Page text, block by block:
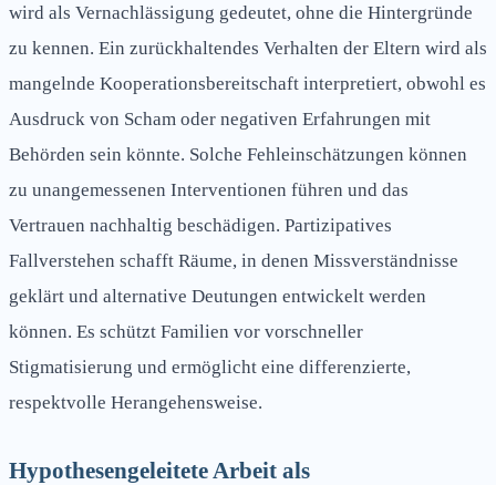
wird als Vernachlässigung gedeutet, ohne die Hintergründe
zu kennen. Ein zurückhaltendes Verhalten der Eltern wird als
mangelnde Kooperationsbereitschaft interpretiert, obwohl es
Ausdruck von Scham oder negativen Erfahrungen mit
Behörden sein könnte. Solche Fehleinschätzungen können
zu unangemessenen Interventionen führen und das
Vertrauen nachhaltig beschädigen. Partizipatives
Fallverstehen schafft Räume, in denen Missverständnisse
geklärt und alternative Deutungen entwickelt werden
können. Es schützt Familien vor vorschneller
Stigmatisierung und ermöglicht eine differenzierte,
respektvolle Herangehensweise.
Hypothesengeleitete Arbeit als